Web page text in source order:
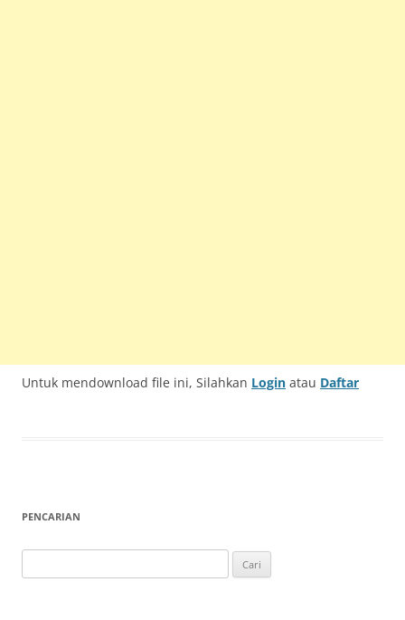
Untuk mendownload file ini, Silahkan Login atau Daftar
PENCARIAN
untuk: